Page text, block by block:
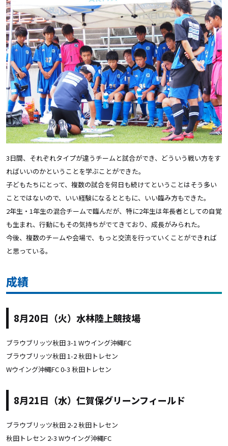
3日間、それぞれタイプが違うチームと試合ができ、どういう戦い方をす
ればいいのかということを学ぶことができた。
子どもたちにとって、複数の試合を何日も続けてということはそう多い
ことではないので、いい経験になるとともに、いい臨み方もできた。
2年生・1年生の混合チームで臨んだが、特に2年生は年長者としての自覚
も生まれ、行動にもその気持ちがでてきており、成長がみられた。
今後、複数のチームや会場で、もっと交流を行っていくことができれば
と思っている。
成績
8月20日（火）水林陸上競技場
ブラウブリッツ秋田 3-1 Wウイング沖縄FC
ブラウブリッツ秋田 1-2 秋田トレセン
Wウイング沖縄FC 0-3 秋田トレセン
8月21日（水）仁賀保グリーンフィールド
ブラウブリッツ秋田 2-2 秋田トレセン
秋田トレセン 2-3 Wウイング沖縄FC